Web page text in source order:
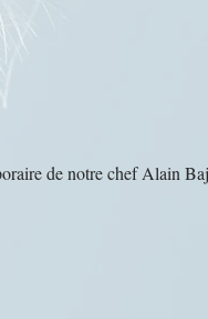
de notre chef Alain